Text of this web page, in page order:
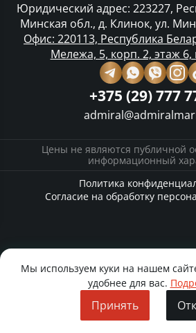
Юридический адрес: 223227,
Минская обл., д. Клинок, ул.
Офис: 220113, Республика
Мележа, 5, корп. 2, этаж 6,
+375 (29) 777
Цены не являются публичной
информационный
Политика
Согласие на обработку
Мы используем куки на нашем
удобнее для вас.
Принять